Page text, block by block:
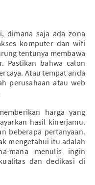
dimana saja ada zona
komputer dan wifi
tentunya membawa
Pastikan bahwa calon
Atau tempat anda
perusahaan atau web
harga yang
hasil kinerjamu.
beberapa pertanyaan.
mengetahui itu adalah
mana menulis ingin
dan dedikasi di